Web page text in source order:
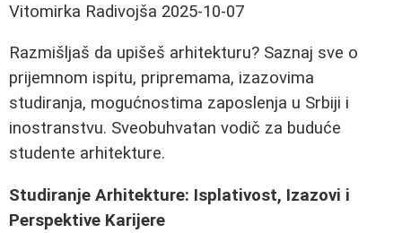
Vitomirka Radivojša 2025-10-07
Razmišljaš da upišeš arhitekturu? Saznaj sve o
prijemnom ispitu, pripremama, izazovima
studiranja, mogućnostima zaposlenja u Srbiji i
inostranstvu. Sveobuhvatan vodič za buduće
studente arhitekture.
Studiranje Arhitekture: Isplativost, Izazovi i
Perspektive Karijere